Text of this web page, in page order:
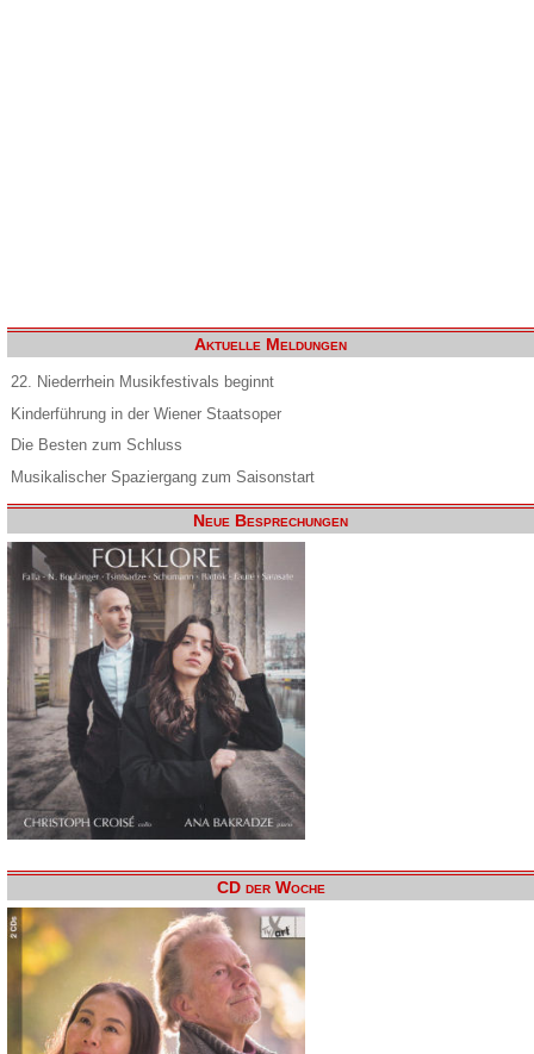
Aktuelle Meldungen
22. Niederrhein Musikfestivals beginnt
Kinderführung in der Wiener Staatsoper
Die Besten zum Schluss
Musikalischer Spaziergang zum Saisonstart
Neue Besprechungen
CD der Woche